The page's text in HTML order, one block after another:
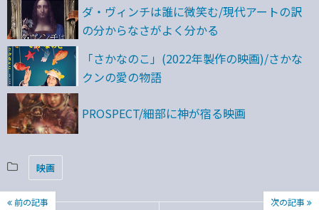
ダ・ヴィンチは誰に微笑む/現代アートの訳
の分からなさがよく分かる
「さかなのこ」(2022年製作の映画)/さかな
クンの愛の物語
PROSPECT/細部に神が宿る映画
映画
前の記事 次の記事